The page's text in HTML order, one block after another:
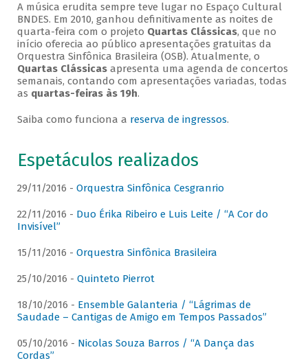
A música erudita sempre teve lugar no Espaço Cultural
BNDES. Em 2010, ganhou definitivamente as noites de
quarta-feira com o projeto Quartas Clássicas, que no
início oferecia ao público apresentações gratuitas da
Orquestra Sinfônica Brasileira (OSB). Atualmente, o
Quartas Clássicasapresenta uma agenda de concertos
semanais, contando com apresentações variadas, todas
as quartas-feiras às 19h.
Saiba como funciona a reserva de ingressos.
Espetáculos realizados
29/11/2016 - Orquestra Sinfônica Cesgranrio
22/11/2016 - Duo Érika Ribeiro e Luis Leite / “A Cor do
Invisível”
15/11/2016 - Orquestra Sinfônica Brasileira
25/10/2016 - Quinteto Pierrot
18/10/2016 - Ensemble Galanteria / “Lágrimas de
Saudade – Cantigas de Amigo em Tempos Passados”
05/10/2016 - Nicolas Souza Barros / “A Dança das
Cordas”